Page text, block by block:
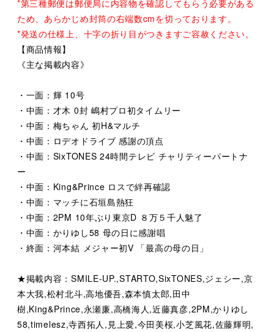
*第三種郵便は郵便局に内容物を確認してもらう必要がある
ため、あらかじめ封筒の右端数cmを切っております。
*発送の仕様上、十字の折り目がつきますご容赦ください。
【商品情報】
《主な掲載内容》
・一面：輝 10号
・中面：才木 0封 嶋村プロ初タイムリー
・中面：梅ちゃん 初H&マルチ
・中面：ロデオドライブ 感謝の頂点
・中面：SixTONES 24時間テレビ チャリティーパートナ
ー
・中面：King&Prince ロスで絆再確認
・中面：マッチに石垣島熱狂
・中面：2PM 10年ぶり東京D ８万５千人魅了
・中面：かりゆし58 母の日に感謝唱
・終面：河本結 メジャー初V 「最高の母の日」
★掲載内容：SMILE-UP.,STARTO,SixTONES,ジェシー,京
本大我,松村北斗,高地優吾,森本慎太郎,田中
樹,King&Prince,永瀬廉,高橋海人,近藤真彦,2PM,かりゆし
58,timelesz,寺西拓人,見上愛,今田美桜,小芝風花,佐藤輝明,